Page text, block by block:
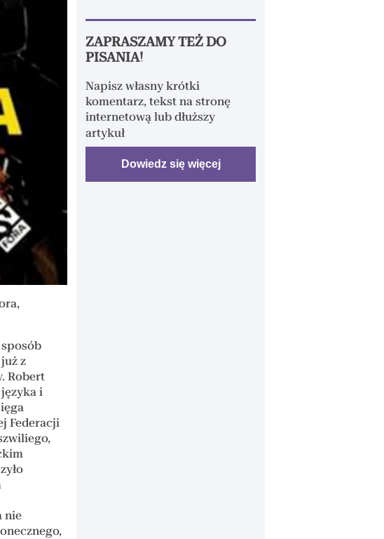
z
Robert
i
Federacji
nie
ZAPRASZAMY TEŻ DO
PISANIA!
Napisz własny krótki
komentarz, tekst na stronę
internetową lub dłuższy
artykuł
Dowiedz się więcej